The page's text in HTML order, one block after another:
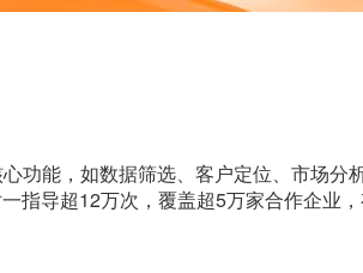
功能，如数据筛选、客户定位、市场分
指导超12万次，覆盖超5万家合作企业